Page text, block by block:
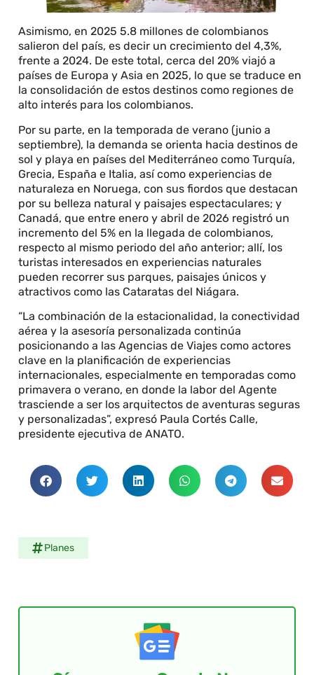
Asimismo, en 2025 5.8 millones de colombianos
salieron del país, es decir un crecimiento del 4,3%,
frente a 2024. De este total, cerca del 20% viajó a
países de Europa y Asia en 2025, lo que se traduce en
la consolidación de estos destinos como regiones de
alto interés para los colombianos.
Por su parte, en la temporada de verano (junio a
septiembre), la demanda se orienta hacia destinos de
sol y playa en países del Mediterráneo como Turquía,
Grecia, España e Italia, así como experiencias de
naturaleza en Noruega, con sus fiordos que destacan
por su belleza natural y paisajes espectaculares; y
Canadá, que entre enero y abril de 2026 registró un
incremento del 5% en la llegada de colombianos,
respecto al mismo periodo del año anterior; allí, los
turistas interesados en experiencias naturales
pueden recorrer sus parques, paisajes únicos y
atractivos como las Cataratas del Niágara.
“La combinación de la estacionalidad, la conectividad
aérea y la asesoría personalizada continúa
posicionando a las Agencias de Viajes como actores
clave en la planificación de experiencias
internacionales, especialmente en temporadas como
primavera o verano, en donde la labor del Agente
trasciende a ser los arquitectos de aventuras seguras
y personalizadas”, expresó Paula Cortés Calle,
presidente ejecutiva de ANATO.
Planes